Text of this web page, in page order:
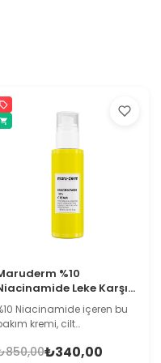
%10
Leke Karşıtı
Gözenek Sıkılaştırıcı
– Hyalüronik Asit ve
İçeren Cilt
Kremi 200 ML
Niacinamide içeren bu
kremi, cilt
pürüzsüz olmasına
₺340,00